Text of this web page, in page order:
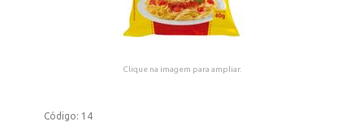
Clique na imagem para ampliar.
Código: 14